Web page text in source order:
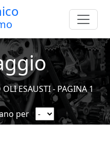
OLI ESAUSTI - PAGINA 1
per